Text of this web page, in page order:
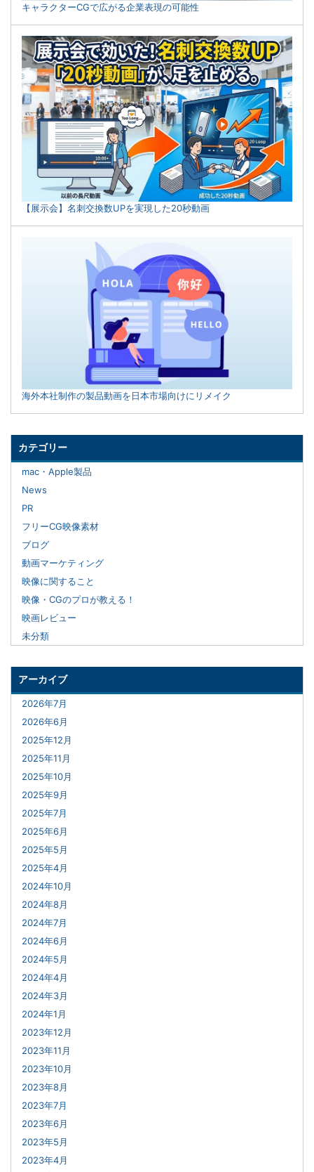
キャラクターCGで広がる企業表現の可能性
【展示会】名刺交換数UPを実現した20秒動画
海外本社制作の製品動画を日本市場向けにリメイク
カテゴリー
mac・Apple製品
News
PR
フリーCG映像素材
ブログ
動画マーケティング
映像に関すること
映像・CGのプロが教える！
映画レビュー
未分類
アーカイブ
2026年7月
2026年6月
2025年12月
2025年11月
2025年10月
2025年9月
2025年7月
2025年6月
2025年5月
2025年4月
2024年10月
2024年8月
2024年7月
2024年6月
2024年5月
2024年4月
2024年3月
2024年1月
2023年12月
2023年11月
2023年10月
2023年8月
2023年7月
2023年6月
2023年5月
2023年4月